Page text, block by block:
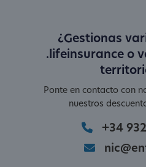
¿Gestionas
.lifeinsurance o
Ponte en contacto con
nuestros
+34